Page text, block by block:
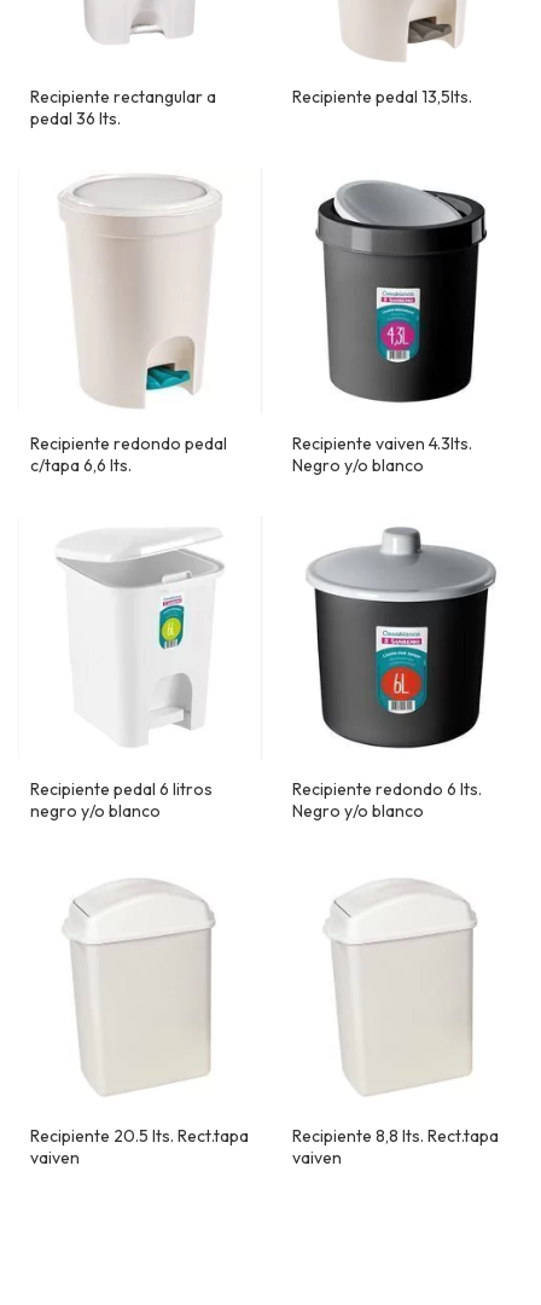
Recipiente rectangular a
pedal 36 lts.
Recipiente pedal 13,5lts.
Recipiente redondo pedal
c/tapa 6,6 lts.
Recipiente vaiven 4.3lts.
Negro y/o blanco
Recipiente pedal 6 litros
negro y/o blanco
Recipiente redondo 6 lts.
Negro y/o blanco
Recipiente 20.5 lts. Rect.tapa
vaiven
Recipiente 8,8 lts. Rect.tapa
vaiven